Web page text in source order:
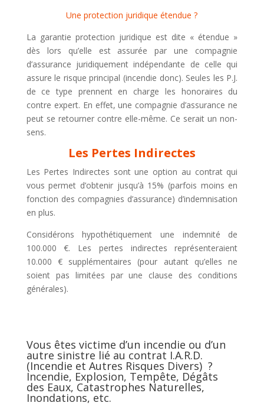
Une protection juridique étendue ?
La garantie protection juridique est dite « étendue »
dès lors qu’elle est assurée par une compagnie
d’assurance juridiquement indépendante de celle qui
assure le risque principal (incendie donc). Seules les P.J.
de ce type prennent en charge les honoraires du
contre expert. En effet, une compagnie d’assurance ne
peut se retourner contre elle-même. Ce serait un non-
sens.
Les Pertes Indirectes
Les Pertes Indirectes sont une option au contrat qui
vous permet d’obtenir jusqu’à 15% (parfois moins en
fonction des compagnies d’assurance) d’indemnisation
en plus.
Considérons hypothétiquement une indemnité de
100.000 €. Les pertes indirectes représenteraient
10.000 € supplémentaires (pour autant qu’elles ne
soient pas limitées par une clause des conditions
générales).
Vous êtes victime d’un incendie ou d’un
autre sinistre lié au contrat I.A.R.D.
(Incendie et Autres Risques Divers) ?
Incendie, Explosion, Tempête, Dégâts
des Eaux, Catastrophes Naturelles,
Inondations, etc.